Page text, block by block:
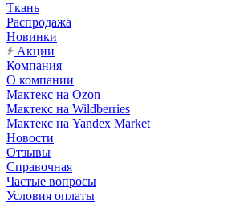
Ткань
Распродажа
Новинки
Акции
Компания
О компании
Мактекс на Ozon
Мактекс на Wildberries
Мактекс на Yandex Market
Новости
Отзывы
Справочная
Частые вопросы
Условия оплаты